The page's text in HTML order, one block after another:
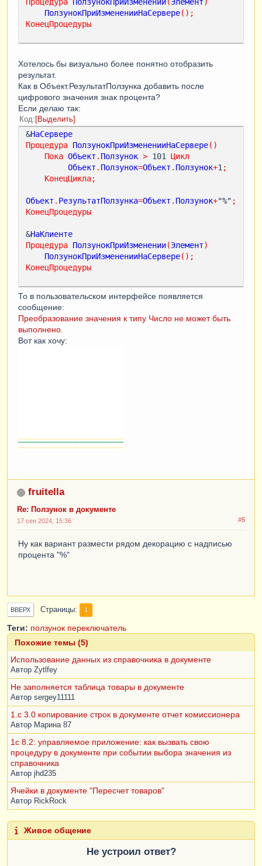
Процедура ПолзунокПриИзменении (Элемент )
ПолзунокПриИзмененииНаСервере();
КонецПроцедуры
Хотелось бы визуально более понятно отобразить
результат.
Как в Объект.РезультатПолзунка добавить после
цифрового значения знак процента?
Если делаю так:
Код Выделить
&НаСервере
Процедура ПолзунокПриИзмененииНаСервере()
Пока Объект . Ползунок > 101 Цикл
Объект . Ползунок=Объект . Ползунок+1;
КонецЦикла;
Объект . РезультатПолзунка=Объект . Ползунок+"%" ;
КонецПроцедуры
&НаКлиенте
Процедура ПолзунокПриИзменении(Элемент)
ПолзунокПриИзмененииНаСервере();
КонецПроцедуры
То в пользовательском интерфейсе появляется
сообщение:
Преобразование значения к типу Число не может быть
выполнено.
Вот как хочу:
fruitella
Re: Ползунок в документе
#5
17 сен 2024, 15:36
Ну как вариант размести рядом декорацию с надписью
процента "%"
ВВЕРХ Страницы 1
Теги: ползунок переключатель
Похожие темы (5)
Использование данных из справочника в документе
Автор Zytlfey
Не заполняется таблица товары в документе
Автор sergey11111
1.с 3.0 копирование строк в документе отчет комиссионера
Автор Марина 87
1c 8.2: управляемое приложение: как вызвать свою
процедуру в документе при событии выбора значения из
справочника
Автор jhd235
Ячейки в документе "Пересчет товаров"
Автор RickRock
Живое общение
Не устроил ответ?